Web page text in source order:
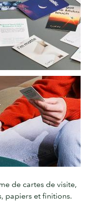
de cartes de visite,
papiers et finitions.